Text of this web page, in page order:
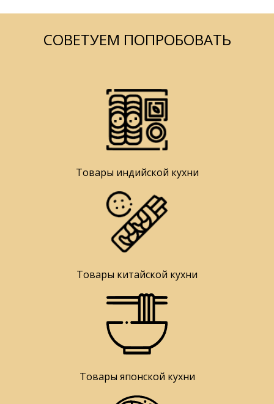
СОВЕТУЕМ ПОПРОБОВАТЬ
Товары индийской кухни
Товары китайской кухни
Товары японской кухни